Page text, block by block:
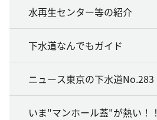
水再生センター等の紹介
下水道なんでもガイド
ニュース東京の下水道No.283
いま"マンホール蓋"が熱い！！